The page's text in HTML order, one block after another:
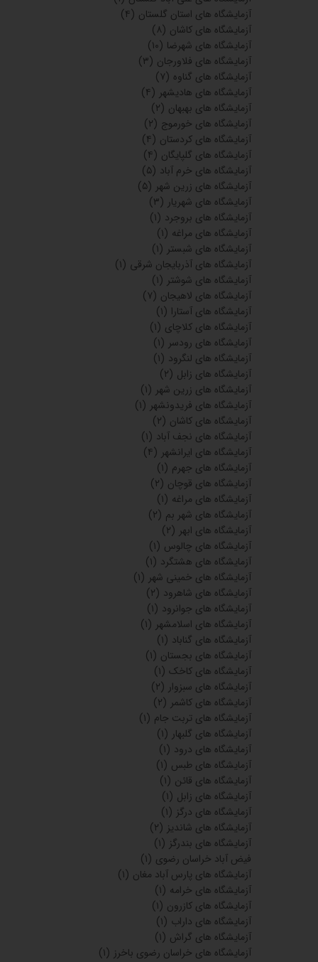
آزمایشگاه های استان گلستان (۴)
آزمایشگاه های کاشان (۸)
آزمایشگاه های شهرضا (۱۰)
آزمایشگاه های فلاورجان (۳)
آزمایشگاه های گناوه (۷)
آزمایشگاه های هادیشهر (۴)
آزمایشگاه های بهبهان (۲)
آزمایشگاه های خورموج (۲)
آزمایشگاه های کردستان (۴)
آزمایشگاه های گلپایگان (۴)
آزمایشگاه های خرم آباد (۵)
آزمایشگاه های زرین شهر (۵)
آزمایشگاه های شهریار (۳)
آزمایشگاه های بروجرد (۱)
آزمایشگاه های مراغه (۱)
آزمایشگاه های شبستر (۱)
آزمایشگاه های آذربایجان شرقی (۱)
آزمایشگاه های شوشتر (۱)
آزمایشگاه های لاهیجان (۷)
آزمایشگاه های آستارا (۱)
آزمایشگاه های کلاچای (۱)
آزمایشگاه های رودسر (۱)
آزمایشگاه های لنگرود (۱)
آزمایشگاه های زابل (۲)
آزمایشگاه های زرین شهر (۱)
آزمایشگاه های فریدونشهر (۱)
آزمایشگاه های کاشان (۲)
آزمایشگاه های نجف آباد (۱)
آزمایشگاه های ایرانشهر (۴)
آزمایشگاه های جهرم (۱)
آزمایشگاه های قوچان (۲)
آزمایشگاه های مراغه (۱)
آزمایشگاه های شهر بم (۲)
آزمایشگاه های ابهر (۲)
آزمایشگاه های چالوس (۱)
آزمایشگاه های هشتگرد (۱)
آزمایشگاه های خمینی شهر (۱)
آزمایشگاه های شاهرود (۲)
آزمایشگاه های جوانرود (۱)
آزمایشگاه های اسلامشهر (۱)
آزمایشگاه های گناباد (۱)
آزمایشگاه های بجستان (۱)
آزمایشگاه های کاخک (۱)
آزمایشگاه های سبزوار (۲)
آزمایشگاه های کاشمر (۲)
آزمایشگاه های تربت جام (۱)
آزمایشگاه های گلبهار (۱)
آزمایشگاه های درود (۱)
آزمایشگاه های طبس (۱)
آزمایشگاه های قائن (۱)
آزمایشگاه های زابل (۱)
آزمایشگاه های درگز (۱)
آزمایشگاه های شاندیز (۲)
آزمایشگاه های بندرگز (۱)
فیض آباد خراسان رضوی (۱)
آزمایشگاه های پارس آباد مغان (۱)
آزمایشگاه های خرامه (۱)
آزمایشگاه های کازرون (۱)
آزمایشگاه های داراب (۱)
آزمایشگاه های گراش (۱)
آزمایشگاه های خراسان رضوی باخرز (۱)